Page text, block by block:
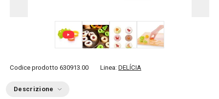
Codice prodotto 630913.00 Linea: DELÍCIA
Descrizione